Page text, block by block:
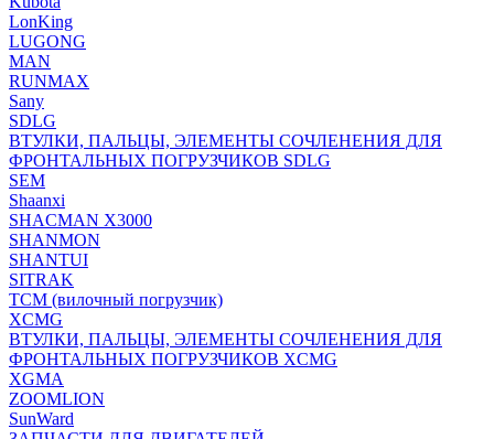
LonKing
LUGONG
MAN
RUNMAX
Sany
SDLG
ВТУЛКИ, ПАЛЬЦЫ, ЭЛЕМЕНТЫ СОЧЛЕНЕНИЯ ДЛЯ
ФРОНТАЛЬНЫХ ПОГРУЗЧИКОВ SDLG
SEM
Shaanxi
SHACMAN X3000
SHANMON
SHANTUI
SITRAK
TCM (вилочный погрузчик)
XCMG
ВТУЛКИ, ПАЛЬЦЫ, ЭЛЕМЕНТЫ СОЧЛЕНЕНИЯ ДЛЯ
ФРОНТАЛЬНЫХ ПОГРУЗЧИКОВ XCMG
XGMA
ZOOMLION
SunWard